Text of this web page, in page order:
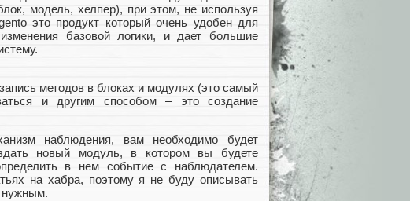
модель, хелпер), при этом, не используя
это продукт который очень удобен для
базовой логики, и дает большие
методов в блоках и модулях (это самый
и другим способом – это создание
наблюдения, вам необходимо будет
новый модуль, в котором вы будете
в нем событие с наблюдателем.
на хабра, поэтому я не буду описывать
нужным.